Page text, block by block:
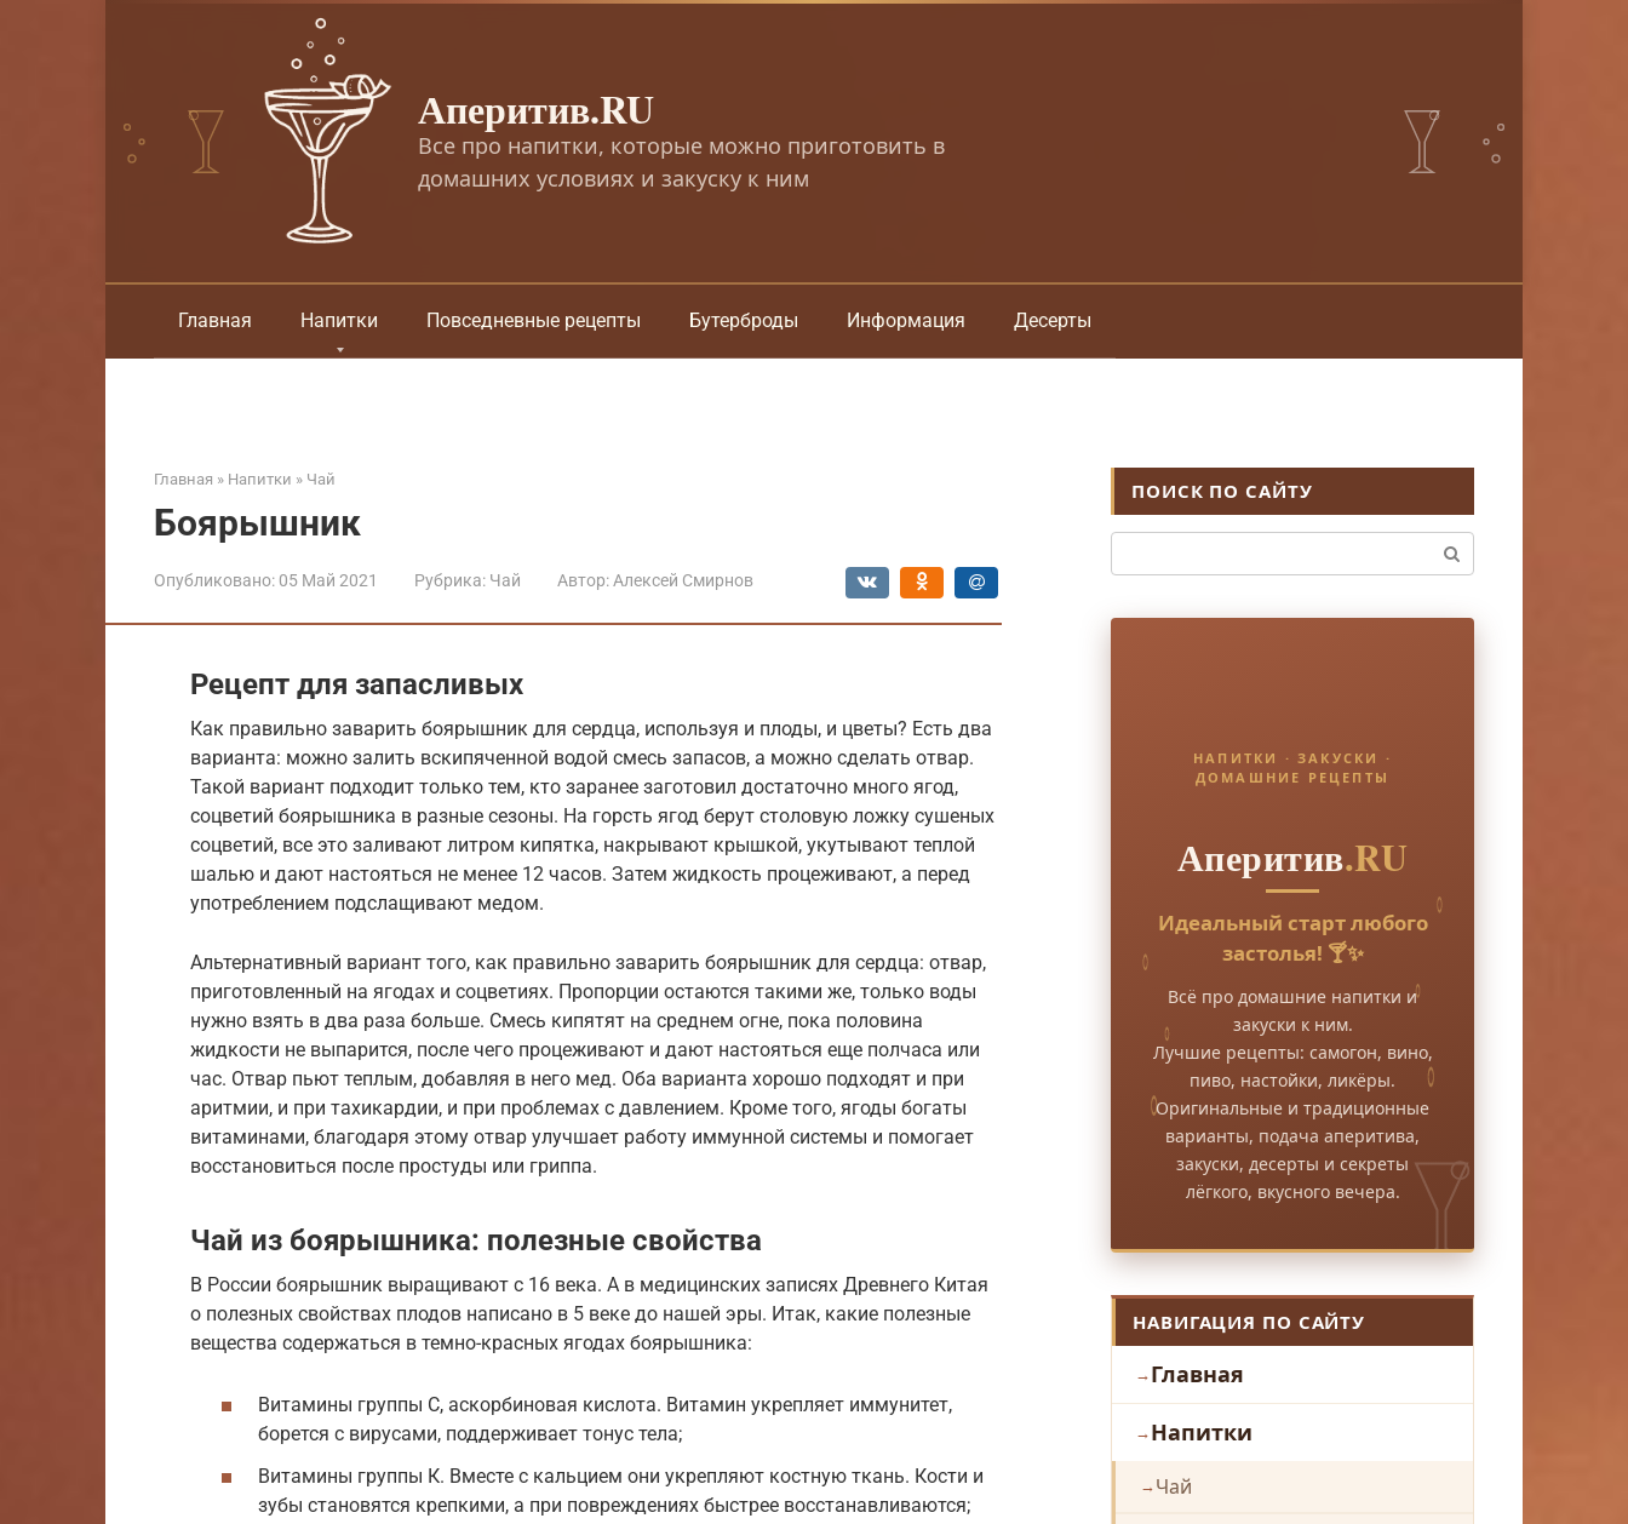
Аперитив.RU
Все про напитки, которые можно приготовить в
домашних условиях и закуску к ним
Главная Напитки Повседневные рецепты Бутерброды Информация Десерты
Главная » Напитки » Чай
Боярышник
Опубликовано: 05 Май 2021 Рубрика: Чай Автор: Алексей Смирнов
Рецепт для запасливых
Как правильно заварить боярышник для сердца, используя и плоды, и цветы? Есть два
варианта: можно залить вскипяченной водой смесь запасов, а можно сделать отвар.
Такой вариант подходит только тем, кто заранее заготовил достаточно много ягод,
соцветий боярышника в разные сезоны. На горсть ягод берут столовую ложку сушеных
соцветий, все это заливают литром кипятка, накрывают крышкой, укутывают теплой
шалью и дают настояться не менее 12 часов. Затем жидкость процеживают, а перед
употреблением подслащивают медом.
Альтернативный вариант того, как правильно заварить боярышник для сердца: отвар,
приготовленный на ягодах и соцветиях. Пропорции остаются такими же, только воды
нужно взять в два раза больше. Смесь кипятят на среднем огне, пока половина
жидкости не выпарится, после чего процеживают и дают настояться еще полчаса или
час. Отвар пьют теплым, добавляя в него мед. Оба варианта хорошо подходят и при
аритмии, и при тахикардии, и при проблемах с давлением. Кроме того, ягоды богаты
витаминами, благодаря этому отвар улучшает работу иммунной системы и помогает
восстановиться после простуды или гриппа.
Чай из боярышника: полезные свойства
В России боярышник выращивают с 16 века. А в медицинских записях Древнего Китая
о полезных свойствах плодов написано в 5 веке до нашей эры. Итак, какие полезные
вещества содержаться в темно-красных ягодах боярышника:
Витамины группы C, аскорбиновая кислота. Витамин укрепляет иммунитет,
борется с вирусами, поддерживает тонус тела;
Витамины группы К. Вместе с кальцием они укрепляют костную ткань. Кости и
зубы становятся крепкими, а при повреждениях быстрее восстанавливаются;
ПОИСК ПО САЙТУ
НАПИТКИ · ЗАКУСКИ ·
ДОМАШНИЕ РЕЦЕПТЫ
Аперитив.RU
Идеальный старт любого
застолья! 🍸✨
Всё про домашние напитки и
закуски к ним.
Лучшие рецепты: самогон, вино,
пиво, настойки, ликёры.
Оригинальные и традиционные
варианты, подача аперитива,
закуски, десерты и секреты
лёгкого, вкусного вечера.
НАВИГАЦИЯ ПО САЙТУ
Главная
Напитки
Чай